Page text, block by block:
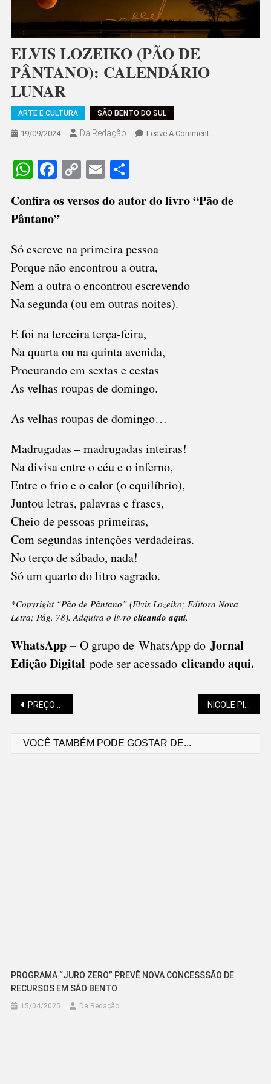
ELVIS LOZEIKO (PÃO DE
PÂNTANO): CALENDÁRIO
LUNAR
ARTE E CULTURA SÃO BENTO DO SUL
19/09/2024 Da Redação Leave A CommentOn
PÂNTANO):
WhatsApp
Facebook
CopyEmailShare
Confira os versos do autor do livro “Pão de
Pântano”
Só escreve na primeira pessoa
Porque não encontrou a outra,
Nem a outra o encontrou escrevendo
Na segunda (ou em outras noites).
E foi na terceira terça-feira,
Na quarta ou na quinta avenida,
Procurando em sextas e cestas
As velhas roupas de domingo.
As velhas roupas de domingo…
Madrugadas – madrugadas inteiras!
Na divisa entre o céu e o inferno,
Entre o frio e o calor (o equilíbrio),
Juntou letras, palavras e frases,
Cheio de pessoas primeiras,
Com segundas intenções verdadeiras.
No terço de sábado, nada!
Só um quarto do litro sagrado.
*Copyright “Pão de Pântano” (Elvis Lozeiko; Editora Nova
Letra; Pág. 78). Adquira o livro clicando aqui.
WhatsApp – O grupo de WhatsApp doJornal
Edição Digital pode ser acessado clicando aqui.
Navegação
PREÇOS DA CESTA BÁSICA SÃO-BENTENSE TÊM A MAIOR REDUÇÃO DO ANO, SEGUNDO O PROCON
VOCÊ TAMBÉM PODE GOSTAR DE...
PROGRAMA “JURO ZERO” PREVÊ NOVA CONCESSSÃO DE
RECURSOS EM SÃO BENTO
15/04/2025 Da Redação